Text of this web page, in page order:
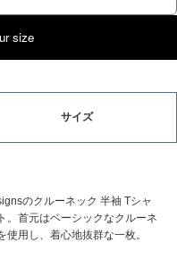
size
サイズ
のクルーネック 半袖 Tシャ
。首元はベーシックなクルーネ
用し、着心地抜群な一枚。